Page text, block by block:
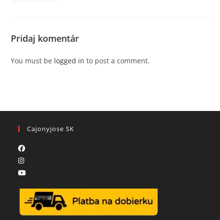
Pridaj komentár
You must be logged in to post a comment.
Cajonyjose SK